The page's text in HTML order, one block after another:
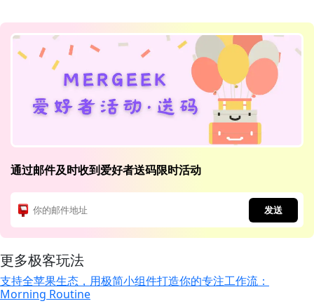
通过邮件及时收到爱好者送码限时活动
发送
更多极客玩法
支持全苹果生态，用极简小组件打造你的专注工作流：
Morning Routine